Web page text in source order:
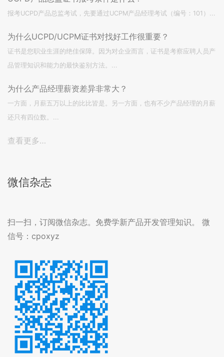
报考UCPD产品总监考试，先要通过UCPM产品经理考试（编号：101）...
为什么UCPD/UCPM证书对找好工作很重要？
证书是您职业生涯的绝佳保障。因为对企业而言，证书是考察应聘人员产
品管理知识和能力的最快鉴别方法。...
为什么产品经理薪资差异非常大？
一方面，月薪五万以上的比比皆是。另一方面，也有不少产品经理的月薪
还只有四位数。...
查看更多…
微信杂志
扫一扫，订阅微信杂志。免费学新产品开发管理知识。 微
信号：cpoxyz